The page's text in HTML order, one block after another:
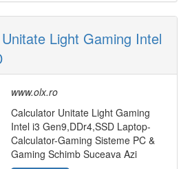
Light Gaming Intel
www.olx.ro
Calculator Unitate Light Gaming
Intel i3 Gen9,DDr4,SSD Laptop-
Calculator-Gaming Sisteme PC &
Gaming Schimb Suceava Azi